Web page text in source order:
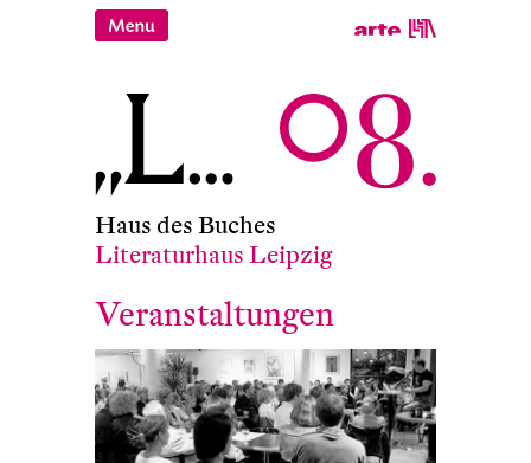
Haus des Buches
Literaturhaus Leipzig
Veranstaltungen